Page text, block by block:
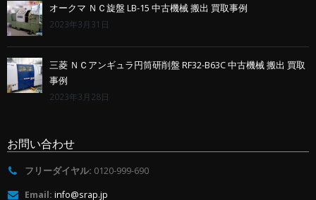
オークマ ＮＣ旋盤 LB-15 中古機械 搬出 買取事例
2023年3月31日
三菱 ＮＣアンギュラ円筒研削盤 RF32-B63C 中古機械 搬出 買取
事例
2023年3月28日
お問い合わせ
フリーダイヤル: 0120-999-690
Email: info@srap.jp